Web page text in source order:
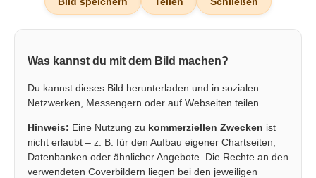
Was kannst du mit dem Bild machen?
Du kannst dieses Bild herunterladen und in sozialen
Netzwerken, Messengern oder auf Webseiten teilen.
Hinweis: Eine Nutzung zu kommerziellen Zwecken ist
nicht erlaubt – z. B. für den Aufbau eigener Chartseiten,
Datenbanken oder ähnlicher Angebote. Die Rechte an den
verwendeten Coverbildern liegen bei den jeweiligen